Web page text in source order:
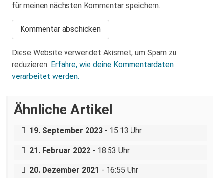
für meinen nächsten Kommentar speichern.
Diese Website verwendet Akismet, um Spam zu
reduzieren. Erfahre, wie deine Kommentardaten
verarbeitet werden.
Ähnliche Artikel
Lauschangriff auf den Dresdner
19. September 2023 - 15:13 Uhr
Anklageerhebung nach
21. Februar 2022 - 18:53 Uhr
Dresden: Landtagsvizepräsident
20. Dezember 2021 - 16:55 Uhr